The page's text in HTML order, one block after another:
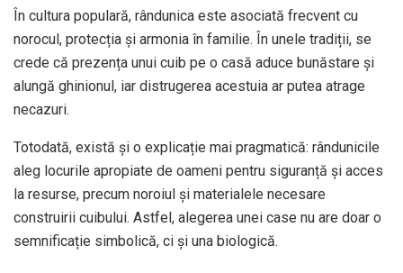
În cultura populară, rândunica este asociată frecvent cu
norocul, protecția și armonia în familie. În unele tradiții, se
crede că prezența unui cuib pe o casă aduce bunăstare și
alungă ghinionul, iar distrugerea acestuia ar putea atrage
necazuri.
Totodată, există și o explicație mai pragmatică: rândunicile
aleg locurile apropiate de oameni pentru siguranță și acces
la resurse, precum noroiul și materialele necesare
construirii cuibului. Astfel, alegerea unei case nu are doar o
semnificație simbolică, ci și una biologică.